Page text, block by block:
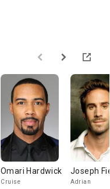
Omari Hardwick
Cruise
Joseph
Adrian